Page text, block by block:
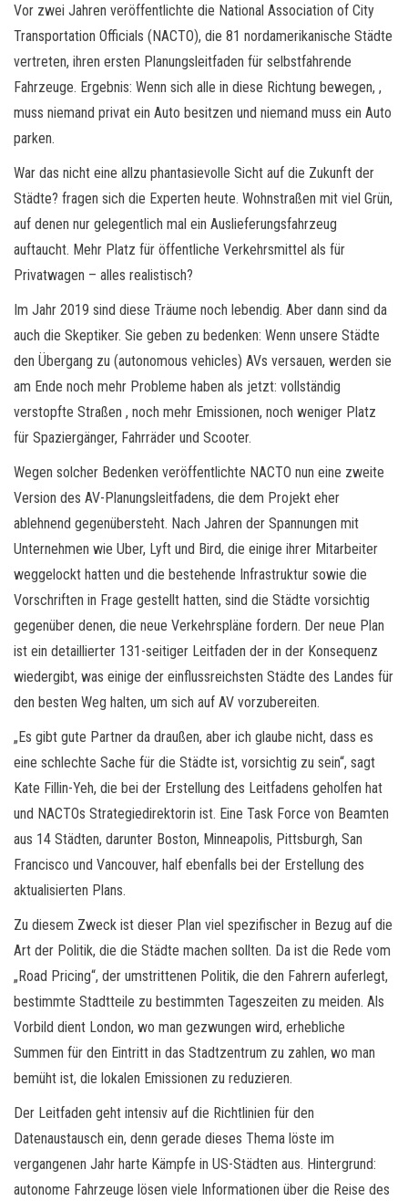
Vor zwei Jahren veröffentlichte die National Association of City
Transportation Officials (NACTO), die 81 nordamerikanische Städte
vertreten, ihren ersten Planungsleitfaden für selbstfahrende
Fahrzeuge. Ergebnis: Wenn sich alle in diese Richtung bewegen, ,
muss niemand privat ein Auto besitzen und niemand muss ein Auto
parken.
War das nicht eine allzu phantasievolle Sicht auf die Zukunft der
Städte? fragen sich die Experten heute. Wohnstraßen mit viel Grün,
auf denen nur gelegentlich mal ein Auslieferungsfahrzeug
auftaucht. Mehr Platz für öffentliche Verkehrsmittel als für
Privatwagen – alles realistisch?
Im Jahr 2019 sind diese Träume noch lebendig. Aber dann sind da
auch die Skeptiker. Sie geben zu bedenken: Wenn unsere Städte
den Übergang zu (autonomous vehicles) AVs versauen, werden sie
am Ende noch mehr Probleme haben als jetzt: vollständig
verstopfte Straßen , noch mehr Emissionen, noch weniger Platz
für Spaziergänger, Fahrräder und Scooter.
Wegen solcher Bedenken veröffentlichte NACTO nun eine zweite
Version des AV-Planungsleitfadens, die dem Projekt eher
ablehnend gegenübersteht. Nach Jahren der Spannungen mit
Unternehmen wie Uber, Lyft und Bird, die einige ihrer Mitarbeiter
weggelockt hatten und die bestehende Infrastruktur sowie die
Vorschriften in Frage gestellt hatten, sind die Städte vorsichtig
gegenüber denen, die neue Verkehrspläne fordern. Der neue Plan
ist ein detaillierter 131-seitiger Leitfaden der in der Konsequenz
wiedergibt, was einige der einflussreichsten Städte des Landes für
den besten Weg halten, um sich auf AV vorzubereiten.
„Es gibt gute Partner da draußen, aber ich glaube nicht, dass es
eine schlechte Sache für die Städte ist, vorsichtig zu sein“, sagt
Kate Fillin-Yeh, die bei der Erstellung des Leitfadens geholfen hat
und NACTOs Strategiedirektorin ist. Eine Task Force von Beamten
aus 14 Städten, darunter Boston, Minneapolis, Pittsburgh, San
Francisco und Vancouver, half ebenfalls bei der Erstellung des
aktualisierten Plans.
Zu diesem Zweck ist dieser Plan viel spezifischer in Bezug auf die
Art der Politik, die die Städte machen sollten. Da ist die Rede vom
„Road Pricing“, der umstrittenen Politik, die den Fahrern auferlegt,
bestimmte Stadtteile zu bestimmten Tageszeiten zu meiden. Als
Vorbild dient London, wo man gezwungen wird, erhebliche
Summen für den Eintritt in das Stadtzentrum zu zahlen, wo man
bemüht ist, die lokalen Emissionen zu reduzieren.
Der Leitfaden geht intensiv auf die Richtlinien für den
Datenaustausch ein, denn gerade dieses Thema löste im
vergangenen Jahr harte Kämpfe in US-Städten aus. Hintergrund:
autonome Fahrzeuge lösen viele Informationen über die Reise des